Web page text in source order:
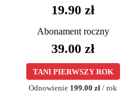
19.90 zł
Abonament roczny
39.00 zł
TANI PIERWSZY ROK
Odnowienie 199.00 zł / rok